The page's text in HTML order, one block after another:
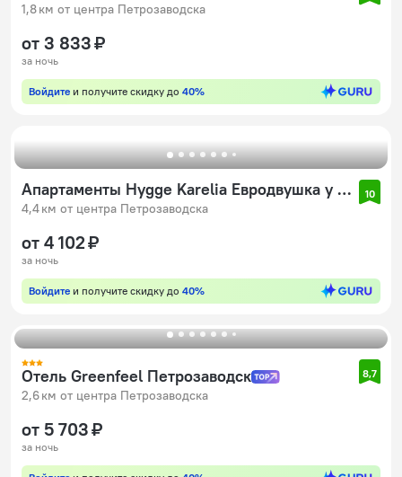
1,8 км от центра Петрозаводска
от 3 833 ₽
за ночь
Войдите и получите скидку до 40%
Апартаменты Hygge Karelia Евродвушка у Набережной Marble Luxe
4,4 км от центра Петрозаводска
10
от 4 102 ₽
за ночь
Войдите и получите скидку до 40%
Отель Greenfeel Петрозаводск
2,6 км от центра Петрозаводска
8,7
от 5 703 ₽
за ночь